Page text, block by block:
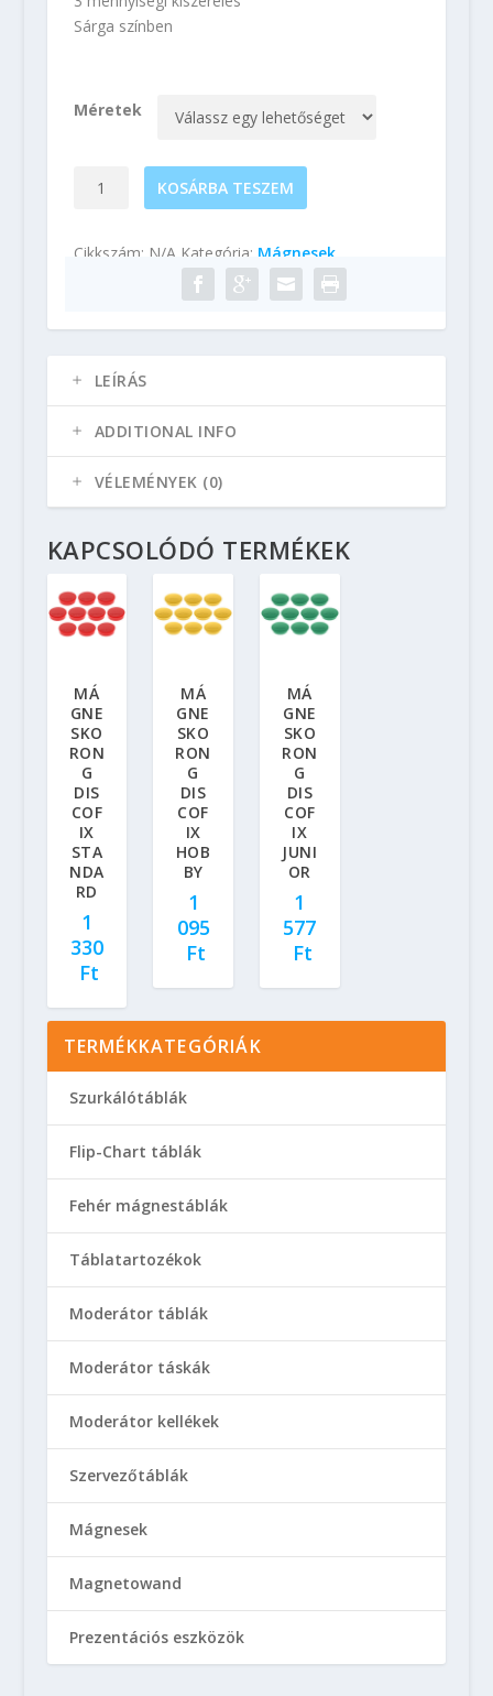
Sárga színben
Méretek
Smiley-
KOSÁRBA TESZEM
Cikkszám: N/A Kategória: Mágnesek
LEÍRÁS
ADDITIONAL INFO
VÉLEMÉNYEK (0)
KAPCSOLÓDÓ TERMÉKEK
MÁ
GNE
SKO
RON
G
DIS
COF
IX
STA
NDA
RD
1
330
Ft
MÁ
GNE
SKO
RON
G
DIS
COF
IX
HOB
BY
1
095
Ft
MÁ
GNE
SKO
RON
G
DIS
COF
IX
JUNI
OR
1
577
Ft
TERMÉKKATEGÓRIÁK
Szurkálótáblák
Flip-Chart táblák
Fehér mágnestáblák
Táblatartozékok
Moderátor táblák
Moderátor táskák
Moderátor kellékek
Szervezőtáblák
Mágnesek
Magnetowand
Prezentációs eszközök